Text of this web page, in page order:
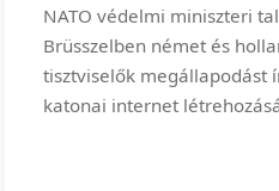
NATO védelmi miniszteri
Brüsszelben német és
tisztviselők megállapodást
katonai internet